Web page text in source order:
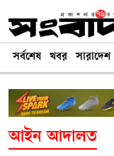
সর্বশেষ খবর সারাদেশ
আইন আদালত